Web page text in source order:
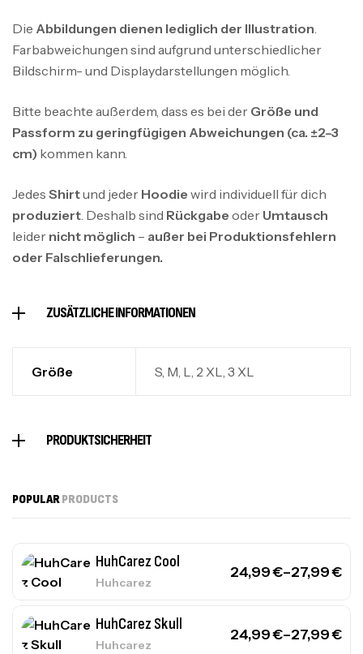
Die Abbildungen dienen lediglich der Illustration.
Farbabweichungen sind aufgrund unterschiedlicher
Bildschirm- und Displaydarstellungen möglich.
Bitte beachte außerdem, dass es bei der Größe und
Passform zu geringfügigen Abweichungen (ca. ±2–3
cm) kommen kann.
Jedes Shirtund jeder Hoodie wird individuell für dich
produziert. Deshalb sind Rückgabe oder Umtausch
leider nicht möglich – außer bei Produktionsfehlern
oder Falschlieferungen.
ZUSÄTZLICHE INFORMATIONEN
Größe S, M, L, 2 XL, 3 XL
PRODUKTSICHERHEIT
POPULARPRODUCTS
HuhCarez Cool
Huhcarez
24,99€–27,99€
HuhCarez Skull
Huhcarez
24,99€–27,99€